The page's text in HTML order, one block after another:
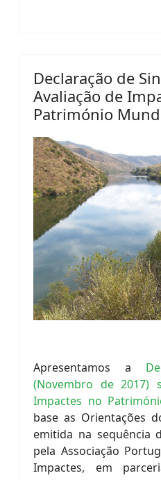
Declaração de
Avaliação de
Património
Apresentamos a
(Novembro de 2017)
Impactes no
base as Orientações
emitida na sequência
pela Associação
Impactes, em